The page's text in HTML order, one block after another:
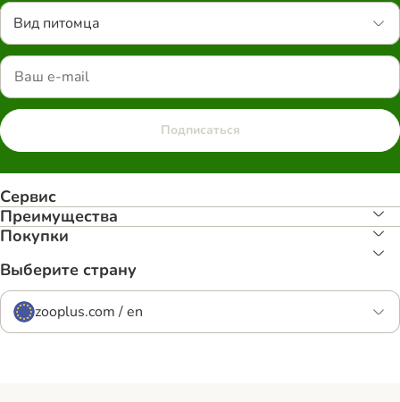
Вид питомца
Подписаться
Сервис
Преимуществa
Покупки
Выберите страну
zooplus.com / en